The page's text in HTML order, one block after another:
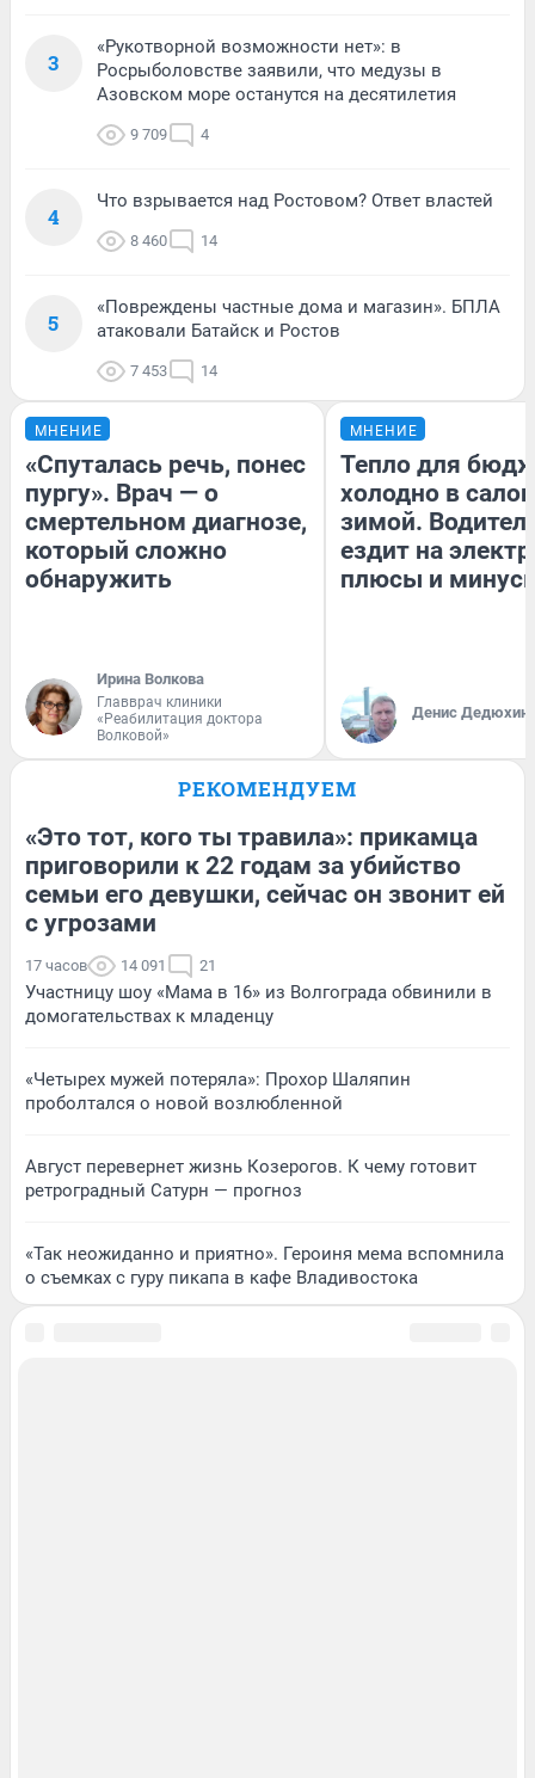
3
«Рукотворной возможности нет»: в
Росрыболовстве заявили, что медузы в
Азовском море останутся на десятилетия
9 709 4
4
Что взрывается над Ростовом? Ответ властей
8 460 14
5
«Повреждены частные дома и магазин». БПЛА
атаковали Батайск и Ростов
7 453 14
МНЕНИЕ
«Спуталась речь, понес
пургу». Врач — о
смертельном диагнозе,
который сложно
обнаружить
Ирина Волкова
Главврач клиники
«Реабилитация доктора
Волковой»
МНЕНИЕ
Тепло для
холодно в
зимой.
ездит на
плюсы и
Денис Дедюхин
РЕКОМЕНДУЕМ
«Это тот, кого ты травила»: прикамца
приговорили к 22 годам за убийство
семьи его девушки, сейчас он звонит ей
с угрозами
17 часов 14 091 21
Участницу шоу «Мама в 16» из Волгограда обвинили в
домогательствах к младенцу
«Четырех мужей потеряла»: Прохор Шаляпин
проболтался о новой возлюбленной
Август перевернет жизнь Козерогов. К чему готовит
ретроградный Сатурн — прогноз
«Так неожиданно и приятно». Героиня мема вспомнила
о съемках с гуру пикапа в кафе Владивостока